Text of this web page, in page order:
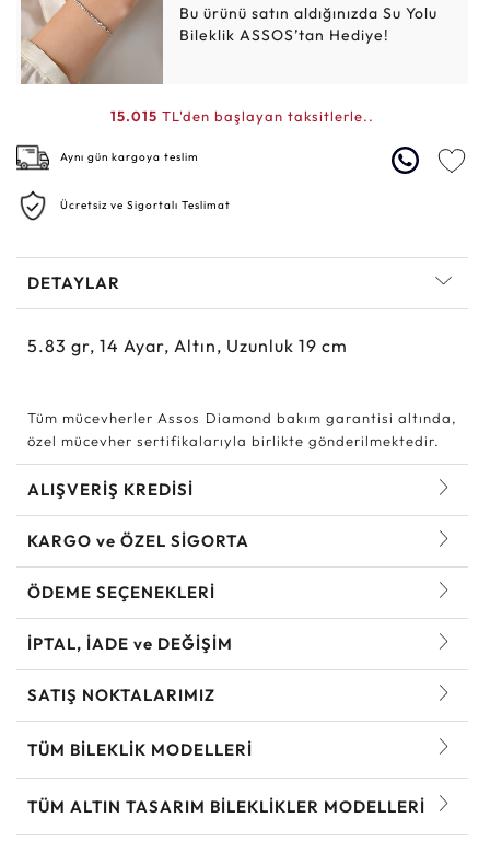
Bu ürünü satın aldığınızda Su Yolu
Bileklik ASSOS’tan Hediye!
15.015 TL'den başlayan taksitlerle..
Aynı gün kargoya teslim
Ücretsiz ve Sigortalı Teslimat
DETAYLAR
5.83 gr, 14 Ayar, Altın, Uzunluk 19 cm
Tüm mücevherler Assos Diamond bakım garantisi altında,
özel mücevher sertifikalarıyla birlikte gönderilmektedir.
ALIŞVERİŞ KREDİSİ
KARGO ve ÖZEL SİGORTA
ÖDEME SEÇENEKLERİ
İPTAL, İADE ve DEĞİŞİM
SATIŞ NOKTALARIMIZ
TÜM BILEKLIK MODELLERI
TÜM ALTIN TASARIM BILEKLIKLER MODELLERI